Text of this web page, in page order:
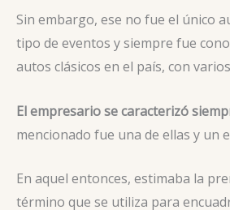
Sin embargo, ese no fue el único
tipo de eventos y siempre fue
autos clásicos en el país, con
El empresario se caracterizó
mencionado fue una de ellas y un
En aquel entonces, estimaba la
término que se utiliza para